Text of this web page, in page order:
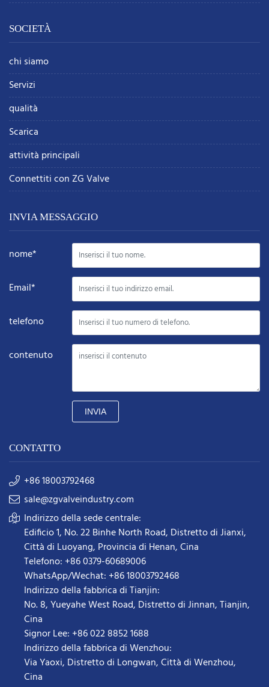
SOCIETÀ
chi siamo
Servizi
qualità
Scarica
attività principali
Connettiti con ZG Valve
INVIA MESSAGGIO
nome*
Email*
telefono
contenuto
INVIA
CONTATTO
+86 18003792468
sale@zgvalveindustry.com
Indirizzo della sede centrale:
Edificio 1, No. 22 Binhe North Road, Distretto di Jianxi,
Città di Luoyang, Provincia di Henan, Cina
Telefono: +86 0379-60689006
WhatsApp/Wechat: +86 18003792468
Indirizzo della fabbrica di Tianjin:
No. 8, Yueyahe West Road, Distretto di Jinnan, Tianjin,
Cina
Signor Lee: +86 022 8852 1688
Indirizzo della fabbrica di Wenzhou:
Via Yaoxi, Distretto di Longwan, Città di Wenzhou,
Cina